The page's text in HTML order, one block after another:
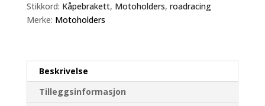
Stikkord: Kåpebrakett, Motoholders, roadracing
Merke: Motoholders
Beskrivelse
Tilleggsinformasjon